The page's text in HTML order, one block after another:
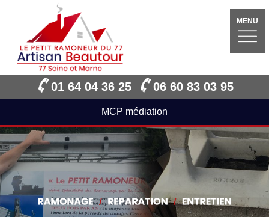
MENU
01 64 04 36 25 06 60 83 03 95
MCP médiation